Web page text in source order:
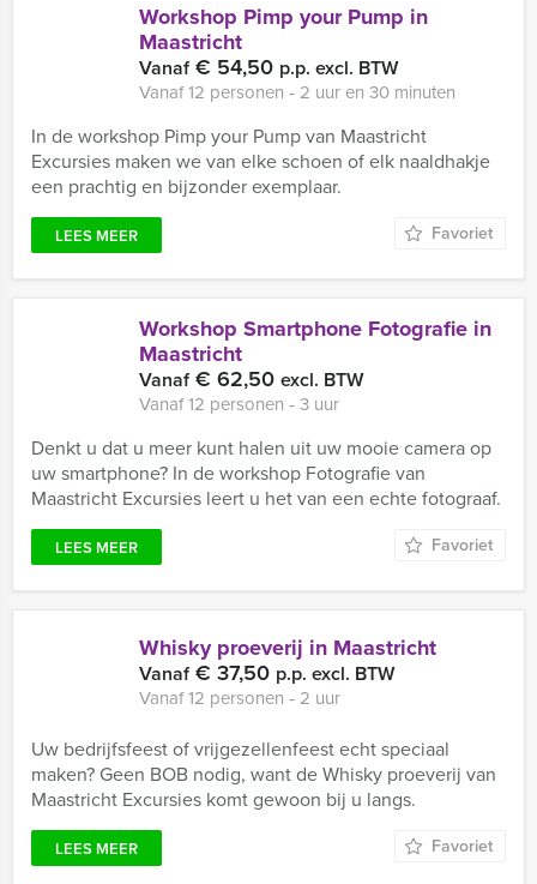
Workshop Pimp your Pump in
Maastricht
Vanaf€ 54,50 p.p. excl. BTW
Vanaf 12 personen ‐ 2 uur en 30 minuten
In de workshop Pimp your Pump van Maastricht
Excursies maken we van elke schoen of elk naaldhakje
een prachtig en bijzonder exemplaar.
LEES MEER Favoriet
Workshop Smartphone Fotografie in
Maastricht
Vanaf€ 62,50 excl. BTW
Vanaf 12 personen ‐ 3 uur
Denkt u dat u meer kunt halen uit uw mooie camera op
uw smartphone? In de workshop Fotografie van
Maastricht Excursies leert u het van een echte fotograaf.
LEES MEER Favoriet
Whisky proeverij in Maastricht
Vanaf€ 37,50 p.p. excl. BTW
Vanaf 12 personen ‐ 2 uur
Uw bedrijfsfeest of vrijgezellenfeest echt speciaal
maken? Geen BOB nodig, want de Whisky proeverij van
Maastricht Excursies komt gewoon bij u langs.
LEES MEER Favoriet